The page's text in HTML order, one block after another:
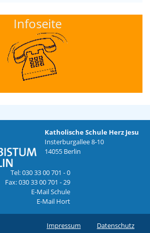
Infoseite
Katholische Schule Herz Jesu
Insterburgallee 8-10
14055 Berlin
Tel: 030 33 00 701 - 0
Fax: 030 33 00 701 - 29
E-Mail Schule
E-Mail Hort
Impressum Datenschutz